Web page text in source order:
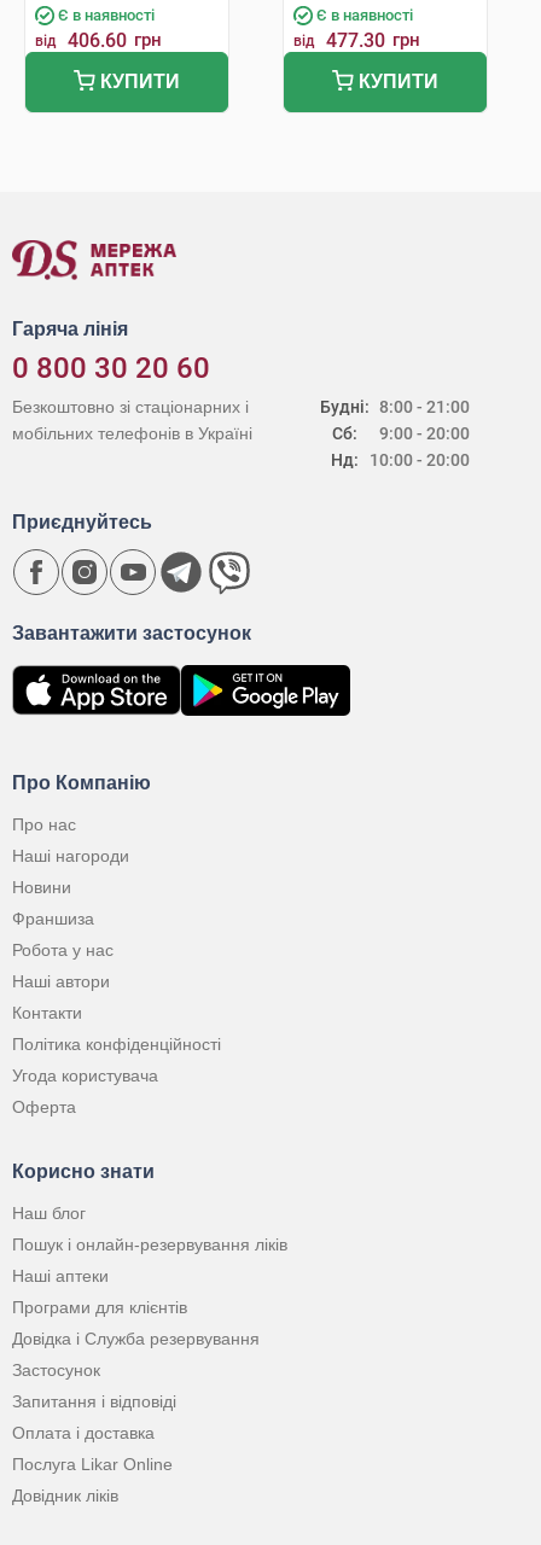
Є в наявності
від 406.60 грн
КУПИТИ
Є в наявності
від 477.30 грн
КУПИТИ
Гаряча лінія
0 800 30 20 60
Будні:
Сб:
Нд:
8:00 - 21:00
9:00 - 20:00
10:00 - 20:00
Безкоштовно зі стаціонарних і
мобільних телефонів в Україні
Про Компанію
Про нас
Наші нагороди
Новини
Франшиза
Робота у нас
Наші автори
Контакти
Політика конфіденційності
Угода користувача
Оферта
Корисно знати
Наш блог
Пошук і онлайн-резервування ліків
Наші аптеки
Програми для клієнтів
Довідка і Служба резервування
Застосунок
Запитання і відповіді
Оплата і доставка
Послуга Likar Online
Довідник ліків
Завантажити застосунок
Приєднуйтесь